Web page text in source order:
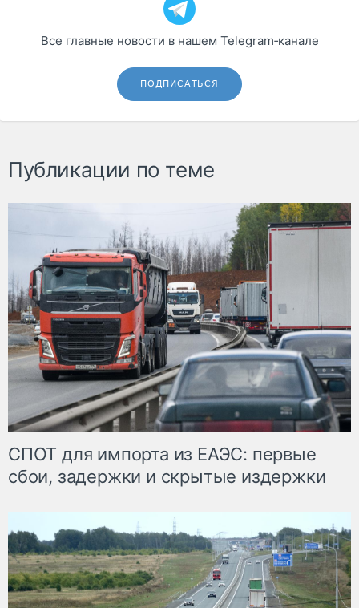
Все главные новости в нашем Telegram‑канале
ПОДПИСАТЬСЯ
Публикации по теме
СПОТ для импорта из ЕАЭС: первые
сбои, задержки и скрытые издержки